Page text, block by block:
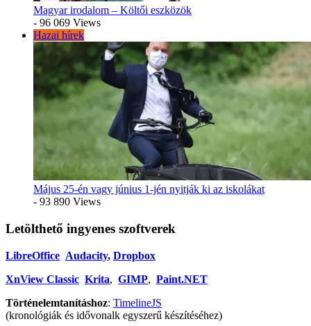
Magyar irodalom – Költői eszközök
- 96 069 Views
Hazai hírek
Május 25-én vagy június 1-jén nyitják ki az iskolákat
- 93 890 Views
Letölthető ingyenes szoftverek
LibreOffice Audacity, Dropbox
XnView Classic Krita, GIMP, Paint.NET
Történelemtanításhoz: TimelineJS
(kronológiák és idővonalk egyszerű készítéséhez)